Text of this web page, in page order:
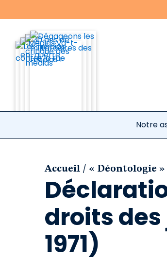
Notre
Accueil / « Déontologie »
droits
1971)